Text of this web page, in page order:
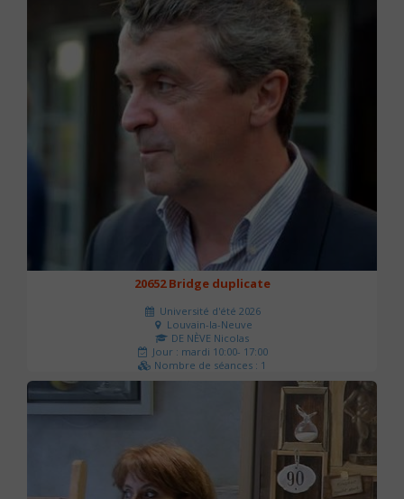
20652 Bridge duplicate
Université d'été 2026
Louvain-la-Neuve
DE NÈVE Nicolas
Jour : mardi 10:00- 17:00
Nombre de séances : 1
50 €